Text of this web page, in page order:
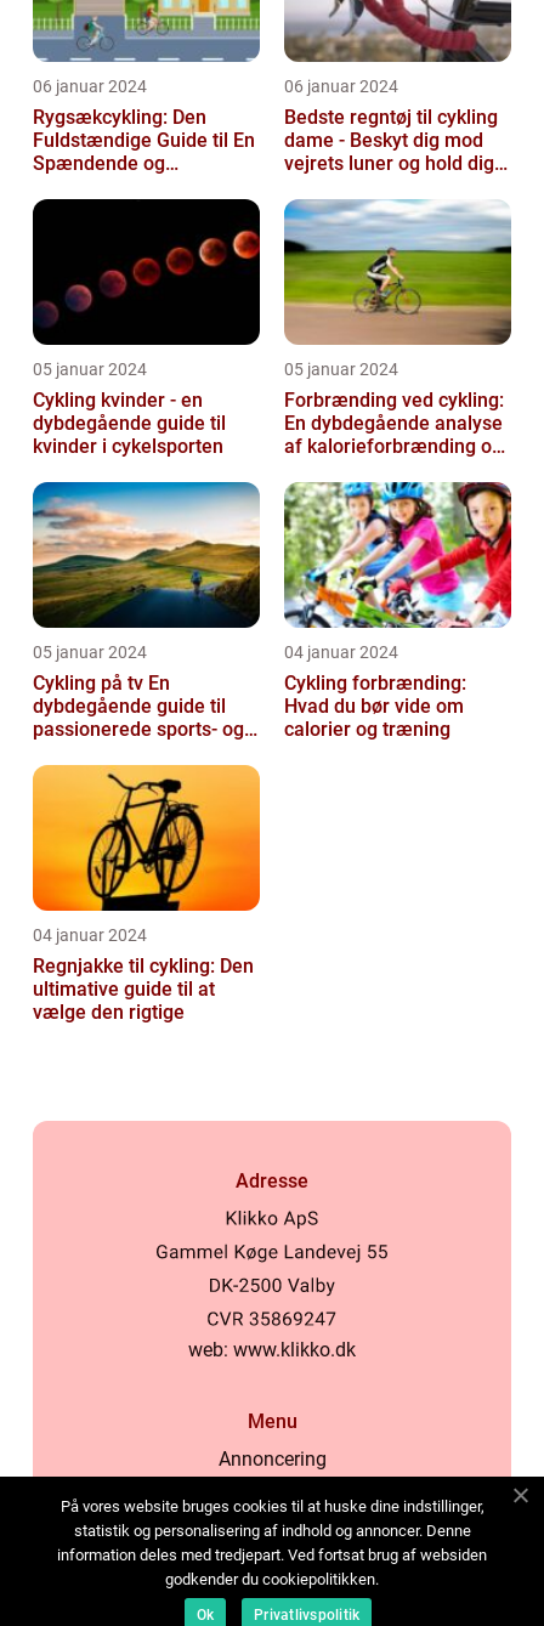
06 januar 2024
Rygsækcykling: Den
Fuldstændige Guide til En
Spændende og
06 januar 2024
Bedste regntøj til cykling
dame - Beskyt dig mod
vejrets luner og hold dig
05 januar 2024
Cykling kvinder - en
dybdegående guide til
kvinder i cykelsporten
05 januar 2024
Forbrænding ved cykling:
En dybdegående analyse
af kalorieforbrænding og
si...
05 januar 2024
Cykling på tv En
dybdegående guide til
passionerede sports- og
04 januar 2024
Cykling forbrænding:
Hvad du bør vide om
calorier og træning
04 januar 2024
Regnjakke til cykling: Den
ultimative guide til at
vælge den rigtige
Adresse
web: www.klikko.dk
Menu
Annoncering
Cookies
Kontakt os
Sitemap
På vores website bruges cookies til at huske dine indstillinger,
statistik og personalisering af indhold og annoncer. Denne
information deles med tredjepart. Ved fortsat brug af websiden
godkender du cookiepolitikken.
Ok Privatlivspolitik